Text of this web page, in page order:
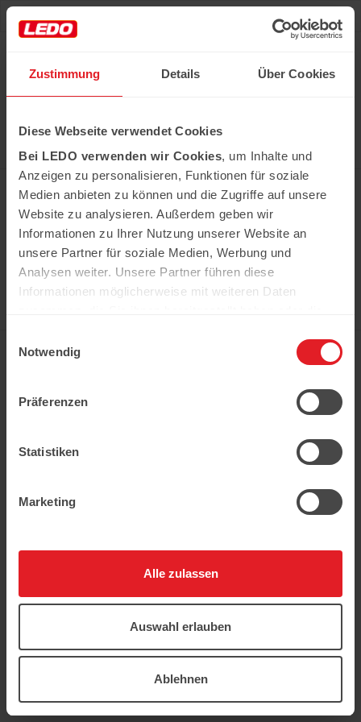
Zustimmung Details Über Cookies
Diese Webseite verwendet Cookies
Bei LEDO verwenden wir Cookies, um Inhalte und
Anzeigen zu personalisieren, Funktionen für soziale
Medien anbieten zu können und die Zugriffe auf unsere
Website zu analysieren. Außerdem geben wir
Informationen zu Ihrer Nutzung unserer Website an
unsere Partner für soziale Medien, Werbung und
Analysen weiter. Unsere Partner führen diese
Informationen möglicherweise mit weiteren Daten
haben.
Notwendig
Präferenzen
Statistiken
Marketing
Alle zulassen
Auswahl erlauben
Ablehnen
Alle notwendigen Produkte können Sie im Netzwerk
unserer Supermärkte Ledo kaufen
Erfahren Sie mehr
In der Kühweid 2a D-76661 Philippsburg-
Huttenheim
ledo.informiert@ledo-markt.de
der gesamte Inhalt sind urheberrechtlich
geschützt.